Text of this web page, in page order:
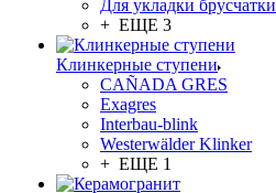
Для укладки брусчатки
+ ЕЩЕ 3
Клинкерные ступени
CAÑADA GRES
Exagres
Interbau-blink
Westerwälder Klinker
+ ЕЩЕ 1